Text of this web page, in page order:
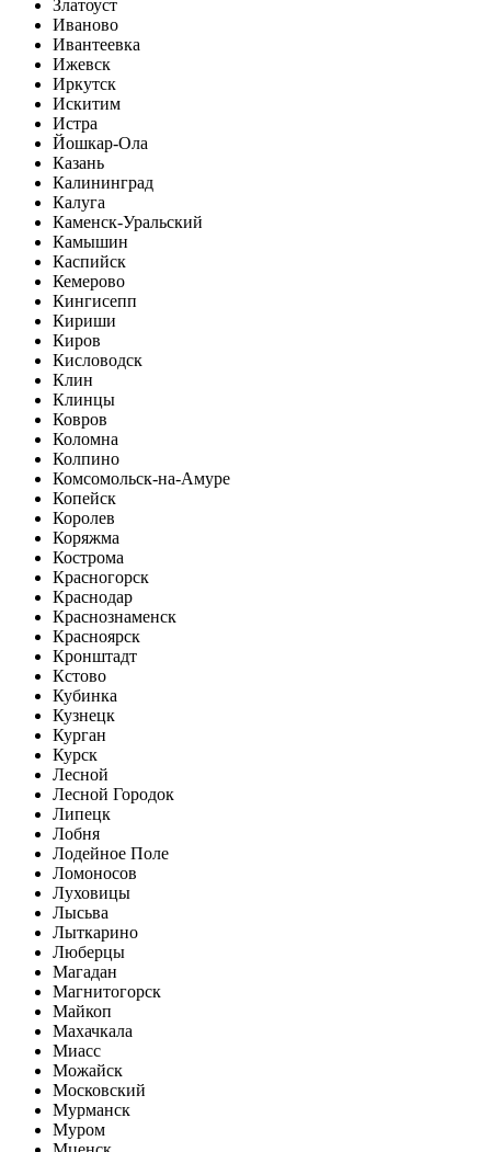
Златоуст
Иваново
Ивантеевка
Ижевск
Иркутск
Искитим
Истра
Йошкар-Ола
Казань
Калининград
Калуга
Каменск-Уральский
Камышин
Каспийск
Кемерово
Кингисепп
Кириши
Киров
Кисловодск
Клин
Клинцы
Ковров
Коломна
Колпино
Комсомольск-на-Амуре
Копейск
Королев
Коряжма
Кострома
Красногорск
Краснодар
Краснознаменск
Красноярск
Кронштадт
Кстово
Кубинка
Кузнецк
Курган
Курск
Лесной
Лесной Городок
Липецк
Лобня
Лодейное Поле
Ломоносов
Луховицы
Лысьва
Лыткарино
Люберцы
Магадан
Магнитогорск
Майкоп
Махачкала
Миасс
Можайск
Московский
Мурманск
Муром